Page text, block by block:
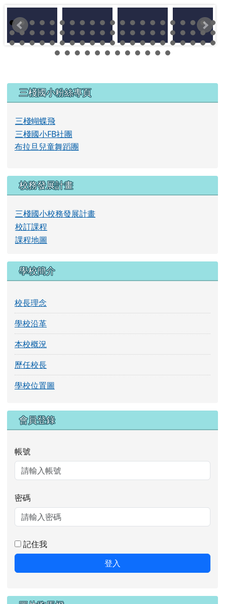
左邊區域內容
三棧蝴蝶飛
三棧國小FB社團
校務發展計畫
三棧國小校務發展計畫
校訂課程
學校簡介
校長理念
學校沿革
本校概況
歷任校長
學校位置圖
右邊區域內容
會員登錄
帳號
密碼
記住我
登入
圖片跑馬燈 DSC_1986.JPG
DSC_1985.JPG